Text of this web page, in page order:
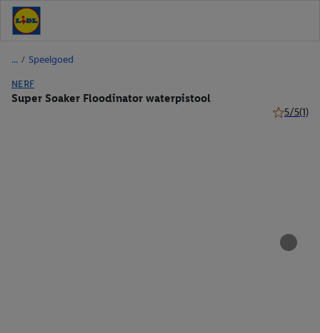
/ Speelgoed
NERF
Super Soaker Floodinator waterpistool
5/5(1)